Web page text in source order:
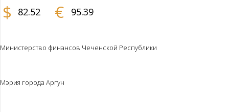
$ 82.52 € 95.39
Министерство финансов Чеченской Республики
Мэрия города Аргун